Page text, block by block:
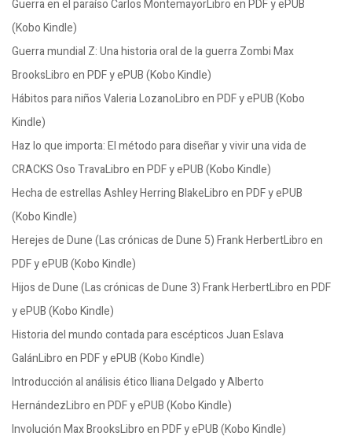
Guerra en el paraíso Carlos MontemayorLibro en PDF y ePUB
(Kobo Kindle)
Guerra mundial Z: Una historia oral de la guerra Zombi Max
BrooksLibro en PDF y ePUB (Kobo Kindle)
Hábitos para niños Valeria LozanoLibro en PDF y ePUB (Kobo
Kindle)
Haz lo que importa: El método para diseñar y vivir una vida de
CRACKS Oso TravaLibro en PDF y ePUB (Kobo Kindle)
Hecha de estrellas Ashley Herring BlakeLibro en PDF y ePUB
(Kobo Kindle)
Herejes de Dune (Las crónicas de Dune 5) Frank HerbertLibro en
PDF y ePUB (Kobo Kindle)
Hijos de Dune (Las crónicas de Dune 3) Frank HerbertLibro en PDF
y ePUB (Kobo Kindle)
Historia del mundo contada para escépticos Juan Eslava
GalánLibro en PDF y ePUB (Kobo Kindle)
Introducción al análisis ético Iliana Delgado y Alberto
HernándezLibro en PDF y ePUB (Kobo Kindle)
Involución Max BrooksLibro en PDF y ePUB (Kobo Kindle)